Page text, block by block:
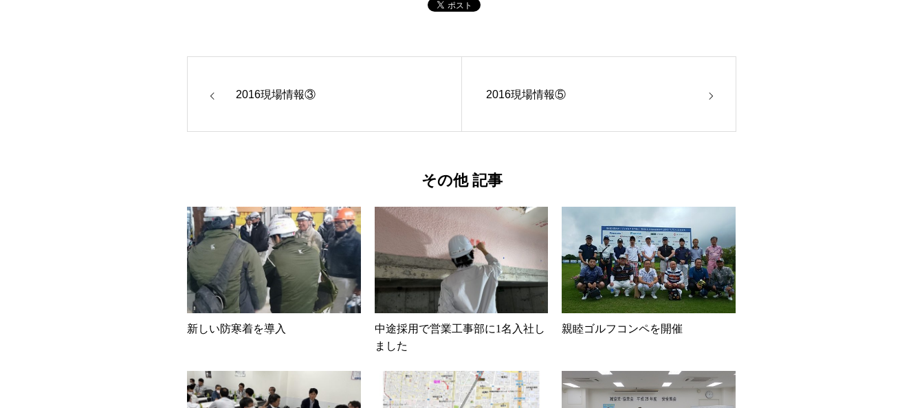
2016現場情報③ 2016現場情報⑤
その他 記事
新しい防寒着を導入
中途採用で営業工事部に1名入社し
ました
親睦ゴルフコンペを開催